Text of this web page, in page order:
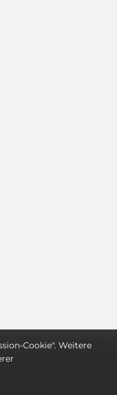
Cookie". Weitere